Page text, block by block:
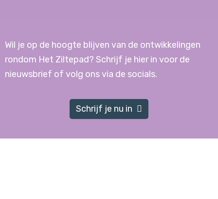
Wil je op de hoogte blijven van de ontwikkelingen
rondom Het Ziltepad? Schrijf je hier in voor de
nieuwsbrief of volg ons via de socials.
Schrijf je nu in